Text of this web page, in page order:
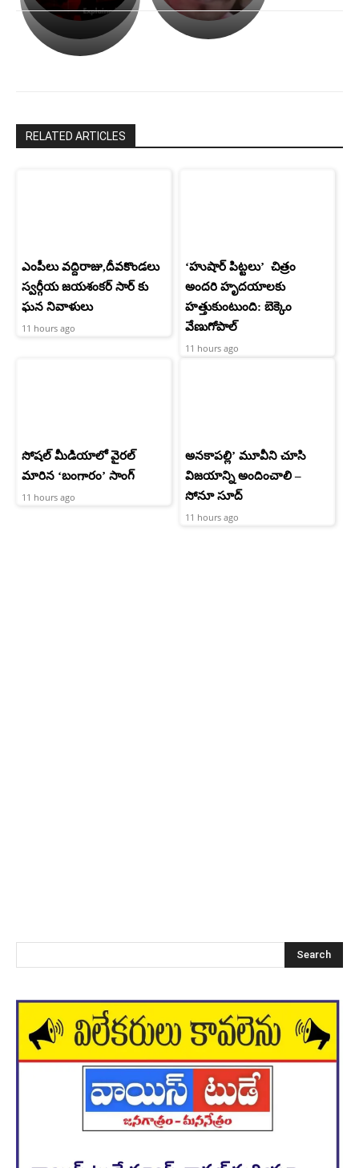
హీరోయిన్‏గా
శ్రీనిధి
ఉపాసన..
పాపం
రామ్
RELATED ARTICLES
ఎంపీలు వద్దిరాజు,దీవకొండలు
స్వర్గీయ జయశంకర్ సార్ కు
ఘన నివాళులు
11 hours ago
‘హుషార్‌ పిట్టలు’ చిత్రం
అందరి హృదయాలకు
హత్తుకుంటుంది: బెక్కెం
వేణుగోపాల్‌
11 hours ago
సోషల్ మీడియాలో వైరల్
మారిన ‘బంగారం’ సాంగ్
11 hours ago
అనకాపల్లి’ మూవీని చూసి
విజయాన్ని అందించాలి –
సోనూ సూద్
11 hours ago
Search